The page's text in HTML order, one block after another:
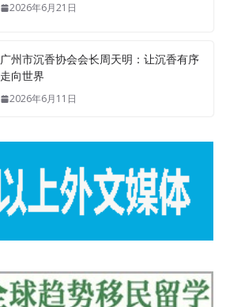
2026年6月21日
广州市沉香协会会长周天明：让沉香有序
走向世界
2026年6月11日